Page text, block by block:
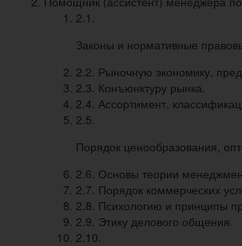
2.1.
Законы и нормативные
2.2. Рыночную экономику,
2.3. Конъюнктуру рынка.
2.4. Ассортимент,
2.5.
Порядок ценообразования,
2.6. Основы теории
2.7. Порядок коммерческих
2.8. Психологию и принципы
2.9. Этику делового общения.
2.10.